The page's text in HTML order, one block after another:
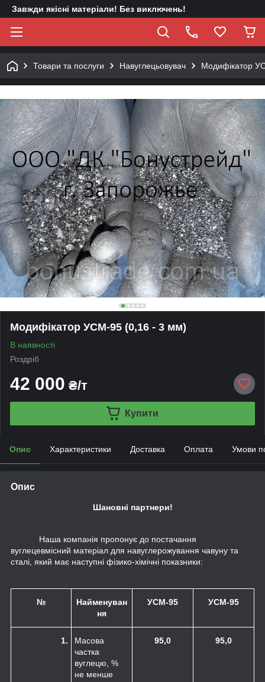
Завжди якісні матеріали! Без виключень!
Товари та послуги Навуглецьовувач Модифікатор
Модифікатор УСМ-95 (0,16 - 3 мм)
В наявності
Роздріб
42 000 ₴/т
Купити
Опис Характеристики Доставка Оплата Умови
Опис
Шановні партнери!
Наша компанія пропонує до постачання
вуглецевмісний матеріал для навуглерожування чавуну та
сталі, який має наступні фізико-хімічні показники:
№
Найменуван
ня
УСМ-95 УСМ-95
1.
Масова
частка
вуглецю, %
не менше
95,0 95,0